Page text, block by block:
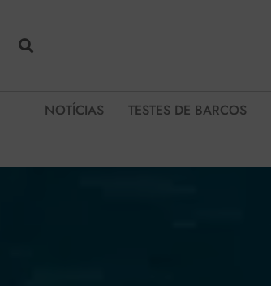
NOTÍCIAS TESTES DE BARCOS